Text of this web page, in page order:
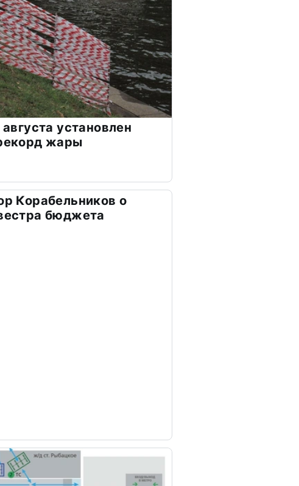
установлен
жары
Корабельников о
бюджета